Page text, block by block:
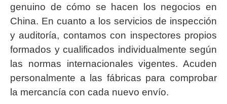
genuino de cómo se hacen los negocios en
China. En cuanto a los servicios de inspección
y auditoría, contamos con inspectores propios
formados y cualificados individualmente según
las normas internacionales vigentes. Acuden
personalmente a las fábricas para comprobar
la mercancía con cada nuevo envío.